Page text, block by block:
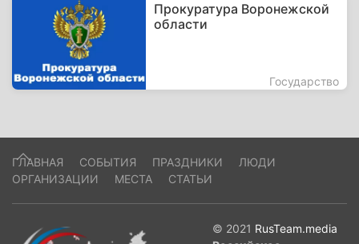
Прокуратура Воронежской
области
Государство
ГЛАВНАЯ СОБЫТИЯ ПРАЗДНИКИ
ЛЮДИ
ОРГАНИЗАЦИИ
МЕСТА СТАТЬИ
© 2021 RusTeam.media